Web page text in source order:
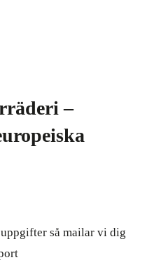
–
så mailar vi dig